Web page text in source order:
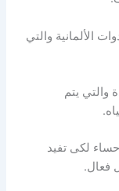
الألمانية والتي
والتي يتم
لكى تفيد
فعال.